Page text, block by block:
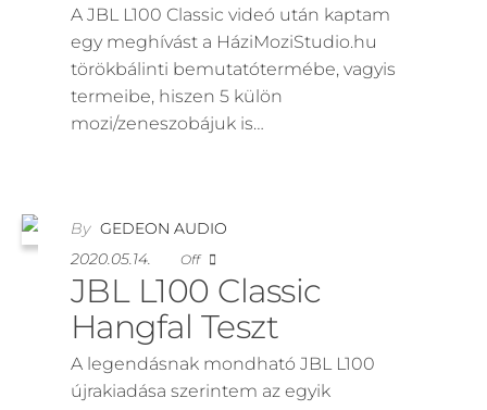
A JBL L100 Classic videó után kaptam
egy meghívást a HáziMoziStudio.hu
törökbálinti bemutatótermébe, vagyis
termeibe, hiszen 5 külön
mozi/zeneszobájuk is…
By GEDEON AUDIO
2020.05.14.
Off
JBL L100 Classic
Hangfal Teszt
A legendásnak mondható JBL L100
újrakiadása szerintem az egyik